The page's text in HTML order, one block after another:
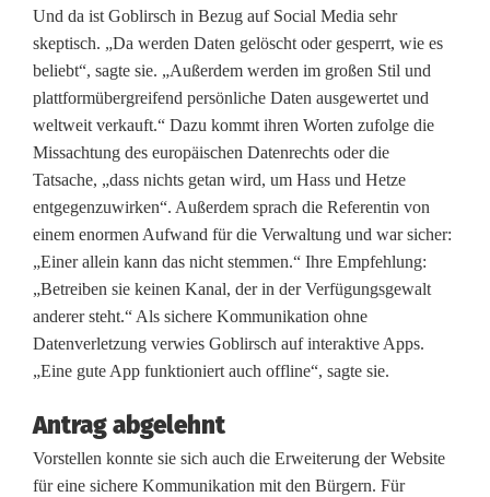
e
?
W
a
i
d
h
a
u
d
i
Und da ist Goblirsch in Bezug auf Social Media sehr
skeptisch. „Da werden Daten gelöscht oder gesperrt, wie es
beliebt“, sagte sie. „Außerdem werden im großen Stil und
plattformübergreifend persönliche Daten ausgewertet und
weltweit verkauft.“ Dazu kommt ihren Worten zufolge die
Missachtung des europäischen Datenrechts oder die
Tatsache, „dass nichts getan wird, um Hass und Hetze
entgegenzuwirken“. Außerdem sprach die Referentin von
einem enormen Aufwand für die Verwaltung und war sicher:
„Einer allein kann das nicht stemmen.“ Ihre Empfehlung:
„Betreiben sie keinen Kanal, der in der Verfügungsgewalt
anderer steht.“ Als sichere Kommunikation ohne
Datenverletzung verwies Goblirsch auf interaktive Apps.
„Eine gute App funktioniert auch offline“, sagte sie.
Antrag abgelehnt
Vorstellen konnte sie sich auch die Erweiterung der Website
für eine sichere Kommunikation mit den Bürgern. Für